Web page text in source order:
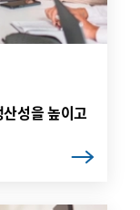
성을 높이고